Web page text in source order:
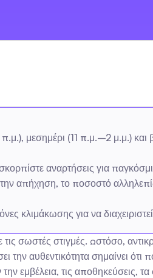
μεσημέρι (11 π.μ.–2 μ.μ.) και
αναρτήσεις για
απήχηση, το ποσοστό
κλιμάκωσης για να
σωστές στιγμές. Ωστόσο,
αυθεντικότητα σημαίνει ότι
τις αποθηκεύσεις, τα